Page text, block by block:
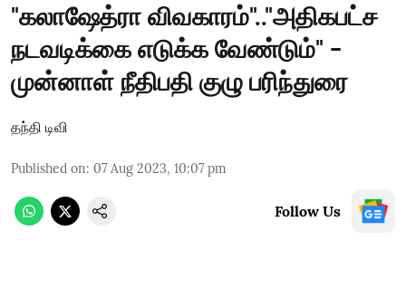
"கலாஷேத்ரா விவகாரம்".."அதிகபட்ச
நடவடிக்கை எடுக்க வேண்டும்" -
முன்னாள் நீதிபதி குழு பரிந்துரை
தந்தி டிவி
Published on: 07 Aug 2023, 10:07 pm
Follow Us